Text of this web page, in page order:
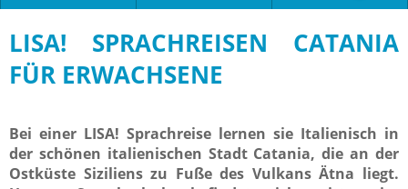
LISA! SPRACHREISEN CATANIA
FÜR ERWACHSENE
Bei einer LISA! Sprachreise lernen sie Italienisch in
der schönen italienischen Stadt Catania, die an der
Ostküste Siziliens zu Fuße des Vulkans Ätna liegt.